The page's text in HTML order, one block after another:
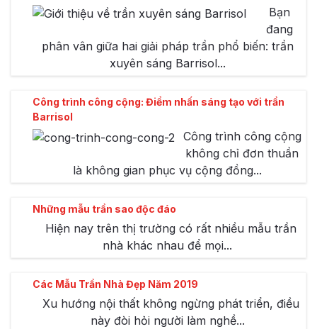
Bạn
đang
phân vân giữa hai giải pháp trần phổ biến: trần
xuyên sáng Barrisol...
Công trình công cộng: Điểm nhấn sáng tạo với trần
Barrisol
Công trình công cộng
không chỉ đơn thuần
là không gian phục vụ cộng đồng...
Những mẫu trần sao độc đáo
Hiện nay trên thị trường có rất nhiều mẫu trần
nhà khác nhau để mọi...
Các Mẫu Trần Nhà Đẹp Năm 2019
Xu hướng nội thất không ngừng phát triển, điều
này đòi hỏi người làm nghề...